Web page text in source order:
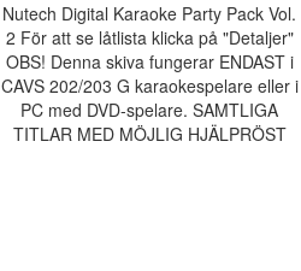
Nutech Digital Karaoke Party Pack Vol.
2 För att se låtlista klicka på "Detaljer"
OBS! Denna skiva fungerar ENDAST i
CAVS 202/203 G karaokespelare eller i
PC med DVD-spelare. SAMTLIGA
TITLAR MED MÖJLIG HJÄLPRÖST